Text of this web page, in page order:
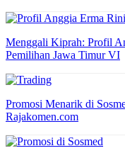
Menggali Kiprah: Profil
Pemilihan Jawa Timur VI
Promosi Menarik di
Rajakomen.com